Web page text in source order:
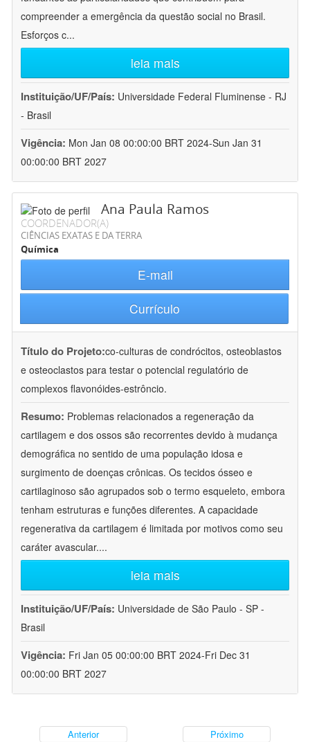
compreender a emergência da questão social no Brasil.
Esforços c...
leia mais
Instituição/UF/País: Universidade Federal Fluminense - RJ
- Brasil
Vigência: Mon Jan 08 00:00:00 BRT 2024-Sun Jan 31
00:00:00 BRT 2027
Ana Paula Ramos
COORDENADOR(A)
CIÊNCIAS EXATAS E DA TERRA
Química
E-mail
Currículo
Título do Projeto:co-culturas de condrócitos, osteoblastos
e osteoclastos para testar o potencial regulatório de
complexos flavonóides-estrôncio.
Resumo: Problemas relacionados a regeneração da
cartilagem e dos ossos são recorrentes devido à mudança
demográfica no sentido de uma população idosa e
surgimento de doenças crônicas. Os tecidos ósseo e
cartilaginoso são agrupados sob o termo esqueleto, embora
tenham estruturas e funções diferentes. A capacidade
regenerativa da cartilagem é limitada por motivos como seu
caráter avascular....
leia mais
Instituição/UF/País: Universidade de São Paulo - SP -
Brasil
Vigência: Fri Jan 05 00:00:00 BRT 2024-Fri Dec 31
00:00:00 BRT 2027
Anterior Próximo